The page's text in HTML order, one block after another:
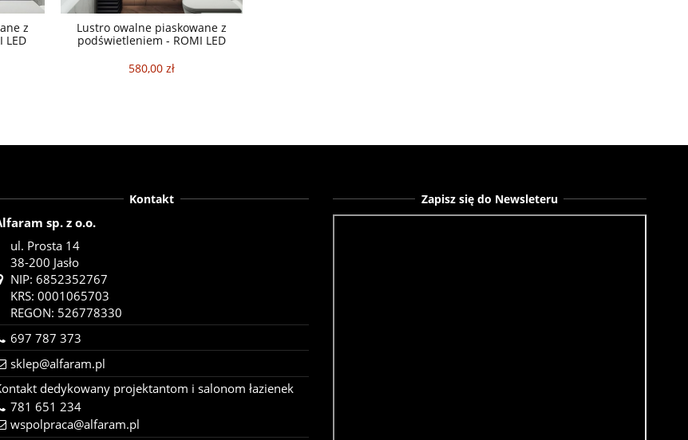
z
LED
Lustro owalne piaskowane z
podświetleniem - ROMI LED
580,00 zł
Kontakt
sp. z o.o.
ul. Prosta 14
38-200 Jasło
NIP: 6852352767
KRS: 0001065703
REGON: 526778330
697 787 373
sklep@alfaram.pl
dedykowany projektantom i salonom łazienek
781 651 234
wspolpraca@alfaram.pl
Zapisz się do Newsleteru